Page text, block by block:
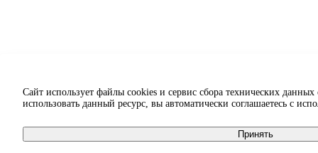
Сайт использует файлы cookies и сервис сбора технических
использовать данный ресурс, вы автоматически соглашаетесь с
Принять